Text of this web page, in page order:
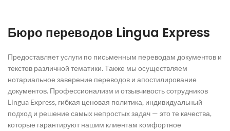
Бюро переводов Lingua Express
Предоставляет услуги по письменным переводам документов и
текстов различной тематики. Также мы осуществляем
нотариальное заверение переводов и апостилирование
документов. Профессионализм и отзывчивость сотрудников
Lingua Express, гибкая ценовая политика, индивидуальный
подход и решение самых непростых задач — это те качества,
которые гарантируют нашим клиентам комфортное